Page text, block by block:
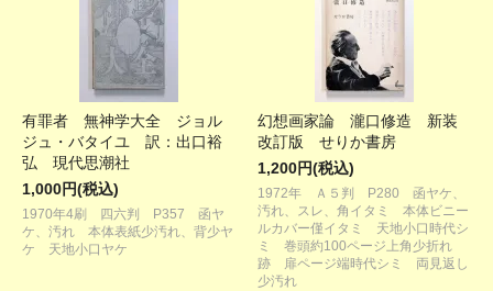
有罪者 無神学大全 ジョル
ジュ・バタイユ 訳：出口裕
弘 現代思潮社
1,000円(税込)
1970年4刷 四六判 P357 函ヤ
ケ、汚れ 本体表紙少汚れ、背少ヤ
ケ 天地小口ヤケ
幻想画家論 瀧口修造 新装
改訂版 せりか書房
1,200円(税込)
1972年 Ａ５判 P280 函ヤケ、
汚れ、スレ、角イタミ 本体ビニー
ルカバー僅イタミ 天地小口時代シ
ミ 巻頭約100ページ上角少折れ
跡 扉ページ端時代シミ 両見返し
少汚れ